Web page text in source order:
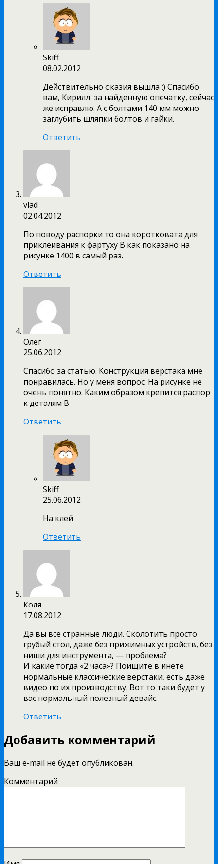
Skiff
08.02.2012
Действительно оказия вышла :) Спасибо
вам, Кирилл, за найденную опечатку, сейчас
же исправлю. А с болтами 140 мм можно
заглубить шляпки болтов и гайки.
Ответить
vlad
02.04.2012
По поводу распорки то она коротковата для
приклеивания к фартуху В как показано на
рисунке 1400 в самый раз.
Ответить
Олег
25.06.2012
Спасибо за статью. Конструкция верстака мне
понравилась. Но у меня вопрос. На рисунке не
очень понятно. Каким образом крепится распор
к деталям В
Ответить
Skiff
25.06.2012
На клей
Ответить
Коля
17.08.2012
Да вы все странные люди. Сколотить просто
грубый стол, даже без прижимных устройств, без
ниши для инструмента, — проблема?
И какие тогда «2 часа»? Поищите в инете
нормальные классические верстаки, есть даже
видео по их производству. Вот то таки будет у
вас нормальный полезный девайс.
Ответить
Добавить комментарий
Ваш e-mail не будет опубликован.
Комментарий